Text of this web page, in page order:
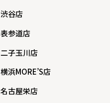
渋谷店
表参道店
二子玉川店
横浜MORE’S店
名古屋栄店